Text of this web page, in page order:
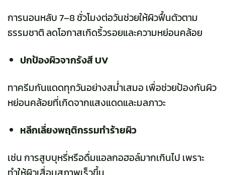
การนอนหลับ 7–8 ชั่วโมงต่อวันช่วยให้ผิวฟื้นตัวตาม
ธรรมชาติ ลดโอกาสเกิดริ้วรอยและความหย่อนคล้อย
ปกป้องผิวจากรังสี UV
ทาครีมกันแดดทุกวันอย่างสม่ำเสมอ เพื่อช่วยป้องกันผิว
หย่อนคล้อยที่เกิดจากแสงแดดและมลภาวะ
หลีกเลี่ยงพฤติกรรมทำร้ายผิว
เช่น การสูบบุหรี่หรือดื่มแอลกอฮอล์มากเกินไป เพราะ